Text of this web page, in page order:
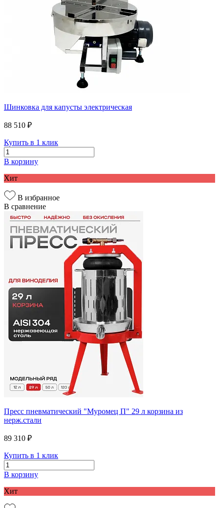
Шинковка для капусты электрическая
88 510 ₽
Купить в 1 клик
В корзину
Хит
В избранное
В сравнение
Пресс пневматический "Муромец П" 29 л корзина из
нерж.стали
89 310 ₽
Купить в 1 клик
В корзину
Хит